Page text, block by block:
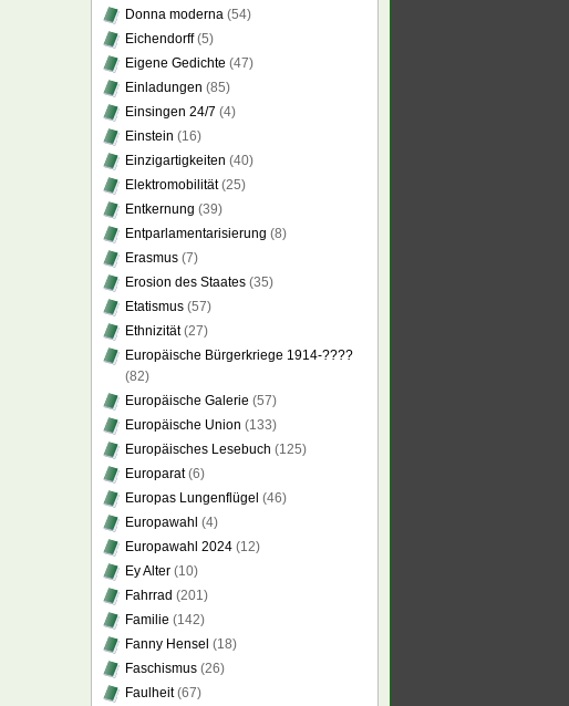
Donna moderna (54)
Eichendorff(5)
Eigene Gedichte (47)
Einladungen (85)
Einsingen 24/7 (4)
Einstein (16)
Einzigartigkeiten (40)
Elektromobilität(25)
Entkernung (39)
Entparlamentarisierung (8)
Erasmus (7)
Erosion des Staates (35)
Etatismus (57)
Ethnizität(27)
Europäische Bürgerkriege 1914-????
(82)
Europäische Galerie (57)
Europäische Union (133)
Europäisches Lesebuch (125)
Europarat(6)
Europas Lungenflügel (46)
Europawahl (4)
Europawahl 2024 (12)
Ey Alter (10)
Fahrrad (201)
Familie (142)
Fanny Hensel (18)
Faschismus (26)
Faulheit(67)